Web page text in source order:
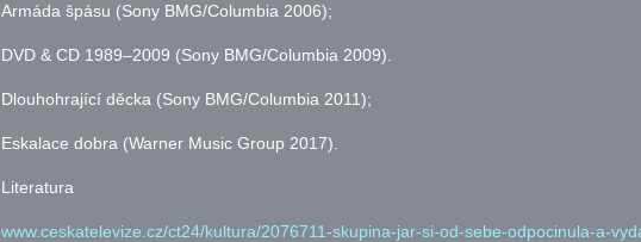
Armáda špásu (Sony BMG/Columbia 2006);
DVD & CD 1989–2009 (Sony BMG/Columbia 2009).
Dlouhohrající děcka (Sony BMG/Columbia 2011);
Eskalace dobra (Warner Music Group 2017).
Literatura
www.ceskatelevize.cz/ct24/kultura/2076711-skupina-jar-si-od-sebe-odpocinula-a-